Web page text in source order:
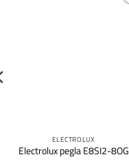
ELECTROLUX
Electrolux pegla E8SI2-8OG